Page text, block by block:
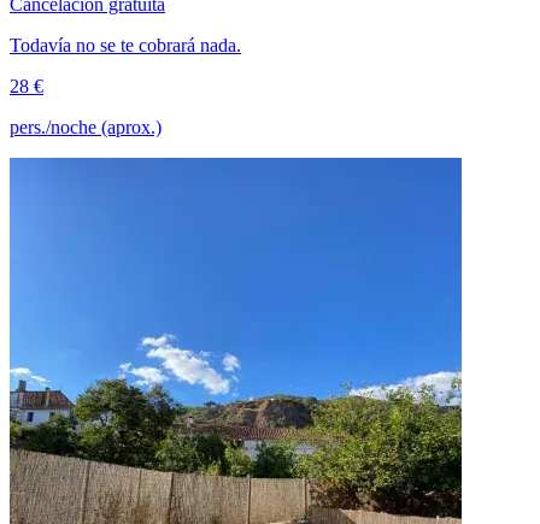
Todavía no se te cobrará nada.
28 €
pers./noche (aprox.)